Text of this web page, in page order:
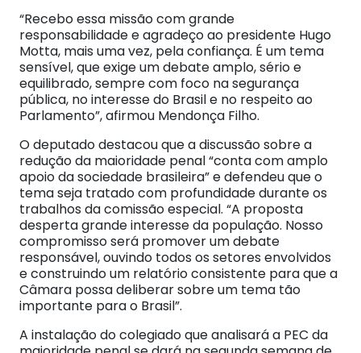
“Recebo essa missão com grande
responsabilidade e agradeço ao presidente Hugo
Motta, mais uma vez, pela confiança. É um tema
sensível, que exige um debate amplo, sério e
equilibrado, sempre com foco na segurança
pública, no interesse do Brasil e no respeito ao
Parlamento”, afirmou Mendonça Filho.
O deputado destacou que a discussão sobre a
redução da maioridade penal “conta com amplo
apoio da sociedade brasileira” e defendeu que o
tema seja tratado com profundidade durante os
trabalhos da comissão especial. “A proposta
desperta grande interesse da população. Nosso
compromisso será promover um debate
responsável, ouvindo todos os setores envolvidos
e construindo um relatório consistente para que a
Câmara possa deliberar sobre um tema tão
importante para o Brasil”.
A instalação do colegiado que analisará a PEC da